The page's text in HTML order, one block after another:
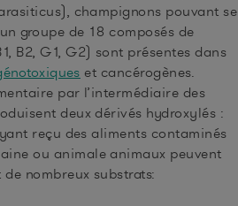
champignons pouvant se
groupe de 18 composés de
B2, G1, G2) sont présentes dans
et cancérogènes.
par l’intermédiaire des
deux dérivés hydroxylés :
reçu des aliments contaminés
ou animale animaux peuvent
nombreux substrats: